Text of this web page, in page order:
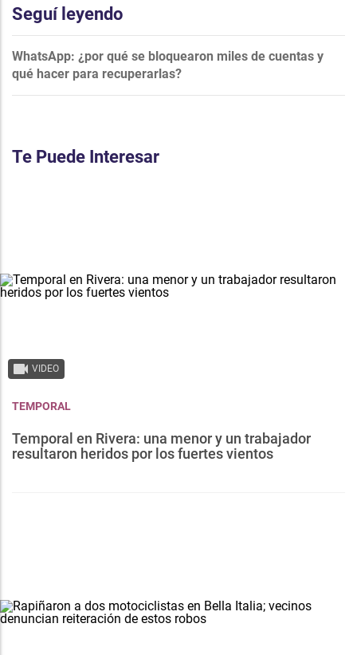
Seguí leyendo
WhatsApp: ¿por qué se bloquearon miles de cuentas y
qué hacer para recuperarlas?
Te Puede Interesar
VIDEO
TEMPORAL
Temporal en Rivera: una menor y un trabajador
resultaron heridos por los fuertes vientos